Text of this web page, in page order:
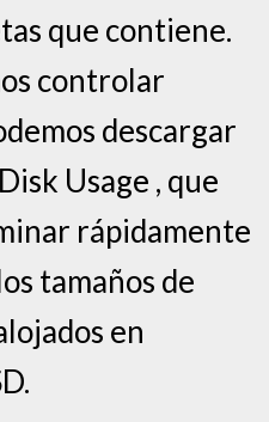
que contiene.
controlar
descargar
Usage , que
rápidamente
tamaños de
en